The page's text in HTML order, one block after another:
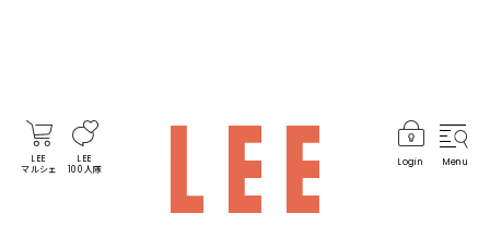
LEE
マルシェ
LEE
100人隊
Login Menu